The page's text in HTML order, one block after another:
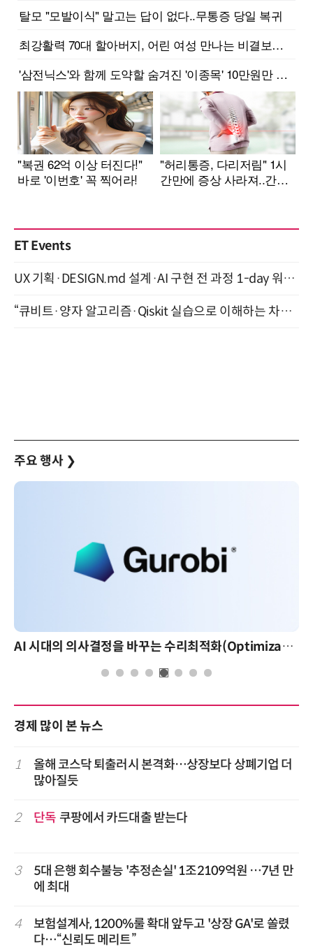
ET Events
UX 기획·DESIGN.md 설계·AI 구현 전 과정 1-day 워크숍 with Claude Code·Codex 9월 15일 개최
“큐비트·양자 알고리즘·Qiskit 실습으로 이해하는 차세대 컴퓨팅” (8/28)
주요 행사 ❯
AI 시대의 의사결정을 바꾸는 수리최적화(Optimization): 실제 산업 적용 사례와 활용 전략
경제 많이 본 뉴스
1
올해 코스닥 퇴출러시 본격화…상장보다 상폐기업 더
많아질듯
2 단독 쿠팡에서 카드대출 받는다
3
5대 은행 회수불능 '추정손실' 1조2109억원 …7년 만
에 최대
4
보험설계사, 1200%룰 확대 앞두고 '상장 GA'로 쏠렸
다…“신뢰도 메리트”